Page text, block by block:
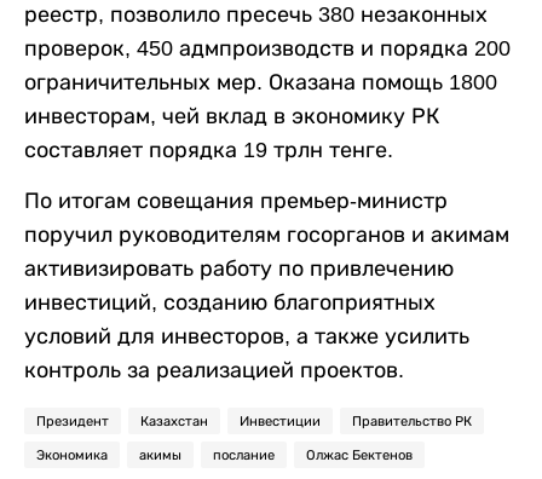
реестр, позволило пресечь 380 незаконных
проверок, 450 адмпроизводств и порядка 200
ограничительных мер. Оказана помощь 1800
инвесторам, чей вклад в экономику РК
составляет порядка 19 трлн тенге.
По итогам совещания премьер-министр
поручил руководителям госорганов и акимам
активизировать работу по привлечению
инвестиций, созданию благоприятных
условий для инвесторов, а также усилить
контроль за реализацией проектов.
Президент Казахстан Инвестиции Правительство РК
Экономика акимы послание Олжас Бектенов